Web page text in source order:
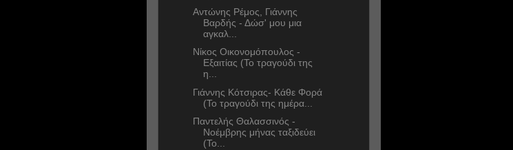
Αντώνης Ρέμος, Γιάννης
Βαρδής - Δώσ' μου μια
αγκαλ...
Νίκος Οικονομόπουλος -
Εξαιτίας (Το τραγούδι της
η...
Γιάννης Κότσιρας- Κάθε Φορά
(Το τραγούδι της ημέρα...
Παντελής Θαλασσινός -
Νοέμβρης μήνας ταξιδεύει
(Το...